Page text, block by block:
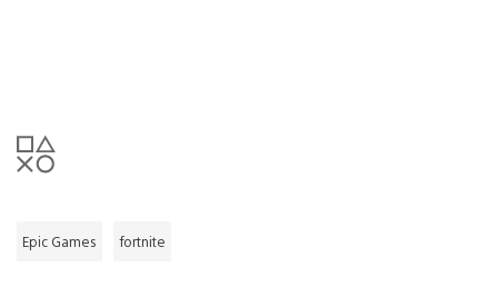
Epic Games fortnite